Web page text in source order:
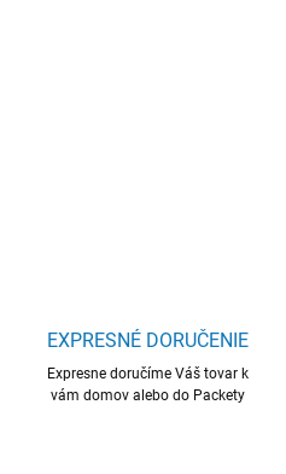
EXPRESNÉ DORUČENIE
Expresne doručíme Váš tovar k
vám domov alebo do Packety